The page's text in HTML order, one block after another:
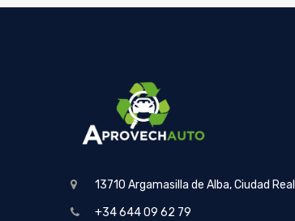
13710 Argamasilla de Alba, Ciudad Real
+34 644 09 62 79